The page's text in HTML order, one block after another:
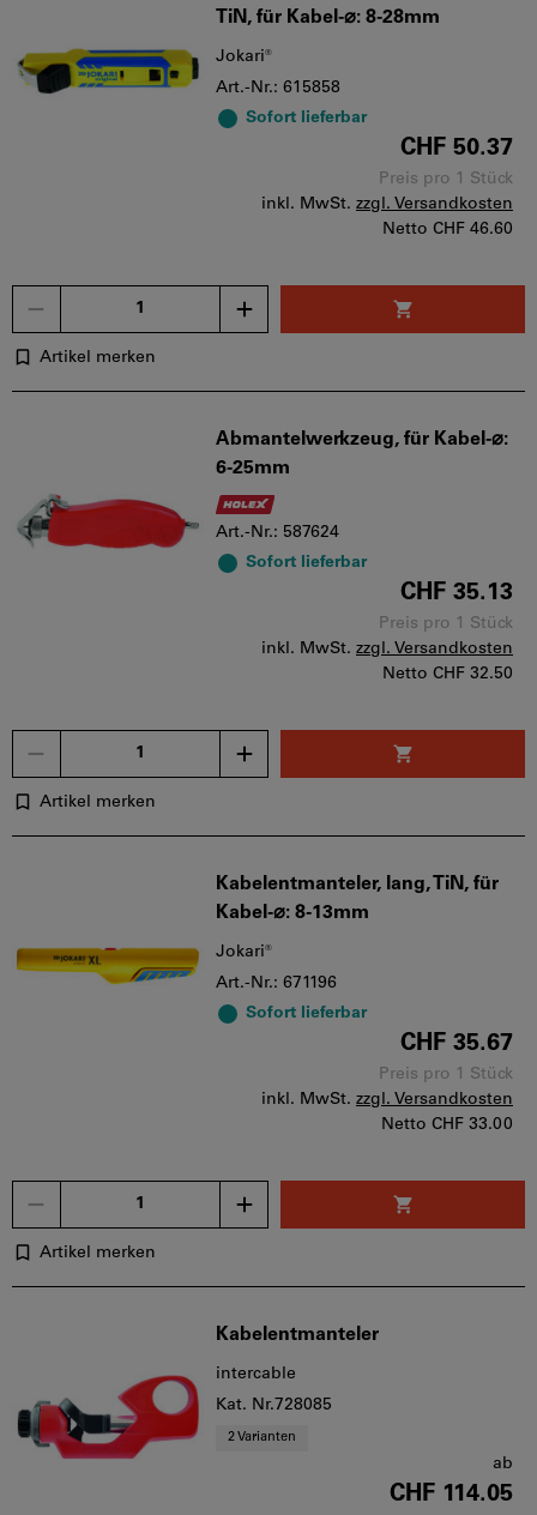
TiN, für Kabel-⌀: 8-28mm
Jokari®
Art.-Nr.: 615858
Sofort lieferbar
CHF 50.37
Preis pro 1 Stück
inkl. MwSt. zzgl. Versandkosten
Netto CHF 46.60
Artikel merken
Abmantelwerkzeug, für Kabel-⌀:
6-25mm
Art.-Nr.: 587624
Sofort lieferbar
CHF 35.13
Preis pro 1 Stück
inkl. MwSt. zzgl. Versandkosten
Netto CHF 32.50
Artikel merken
Kabelentmanteler, lang, TiN, für
Kabel-⌀: 8-13mm
Jokari®
Art.-Nr.: 671196
Sofort lieferbar
CHF 35.67
Preis pro 1 Stück
inkl. MwSt. zzgl. Versandkosten
Netto CHF 33.00
Artikel merken
Kabelentmanteler
intercable
Kat. Nr.728085
2 Varianten
ab
CHF 114.05